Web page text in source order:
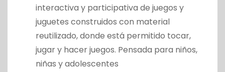
interactiva y participativa de juegos y
juguetes construidos con material
reutilizado, donde está permitido tocar,
jugar y hacer juegos. Pensada para niños,
niñas y adolescentes